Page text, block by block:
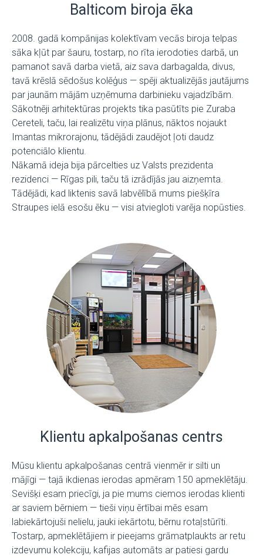
Balticom biroja ēka
2008. gadā kompānijas kolektīvam vecās biroja telpas
sāka kļūt par šauru, tostarp, no rīta ierodoties darbā, un
pamanot savā darba vietā, aiz sava darbagalda, divus,
tavā krēslā sēdošus kolēģus — spēji aktualizējās jautājums
par jaunām mājām uzņēmuma darbinieku vajadzībām.
Sākotnēji arhitektūras projekts tika pasūtīts pie Zuraba
Cereteli, taču, lai realizētu viņa plānus, nāktos nojaukt
Imantas mikrorajonu, tādējādi zaudējot ļoti daudz
potenciālo klientu.
Nākamā ideja bija pārcelties uz Valsts prezidenta
rezidenci — Rīgas pili, taču tā izrādījās jau aizņemta.
Tādējādi, kad liktenis savā labvēlībā mums piešķīra
Straupes ielā esošu ēku — visi atviegloti varēja nopūsties.
Klientu apkalpošanas centrs
Mūsu klientu apkalpošanas centrā vienmēr ir silti un
mājīgi — tajā ikdienas ierodas apmēram 150 apmeklētāju.
Sevišķi esam priecīgi, ja pie mums ciemos ierodas klienti
ar saviem bērniem — tieši viņu ērtībai mēs esam
labiekārtojuši nelielu, jauki iekārtotu, bērnu rotaļstūrīti.
Tostarp, apmeklētājiem ir pieejams grāmatplaukts ar retu
izdevumu kolekciju, kafijas automāts ar patiesi gardu